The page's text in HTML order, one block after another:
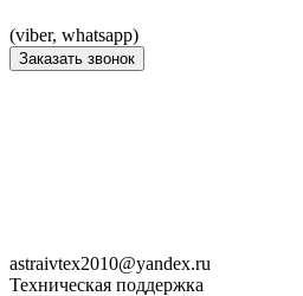
(viber, whatsapp)
Заказать звонок
astraivtex2010@yandex.ru
Техническая поддержка